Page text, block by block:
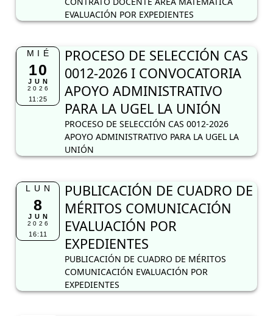
EVALUACIÓN POR EXPEDIENTES
MIÉ
10
JUN
2026
11:25
PROCESO DE SELECCIÓN CAS
0012-2026 I CONVOCATORIA
APOYO ADMINISTRATIVO
PARA LA UGEL LA UNIÓN
PROCESO DE SELECCIÓN CAS 0012-2026
APOYO ADMINISTRATIVO PARA LA UGEL LA
UNIÓN
LUN
8
JUN
2026
16:11
PUBLICACIÓN DE CUADRO DE
MÉRITOS COMUNICACIÓN
EVALUACIÓN POR
EXPEDIENTES
PUBLICACIÓN DE CUADRO DE MÉRITOS
COMUNICACIÓN EVALUACIÓN POR
EXPEDIENTES